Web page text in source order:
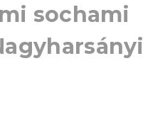
sochami